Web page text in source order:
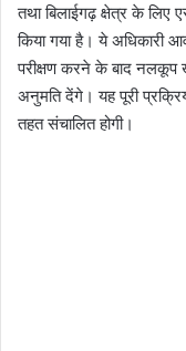
तथा बिलाईगढ़ क्षेत्र के लिए
किया गया है। ये अधिकारी
परीक्षण करने के बाद
अनुमति देंगे। यह पूरी
तहत संचालित होगी।